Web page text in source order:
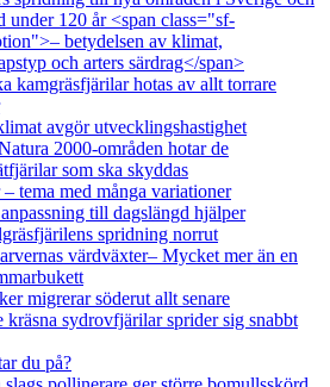
under 120 år <span class="sf-
betydelsen av klimat,
och arters särdrag</span>
kamgräsfjärilar hotas av allt torrare
avgör utvecklingshastighet
2000-områden hotar de
som ska skyddas
tema med många variationer
till dagslängd hjälper
spridning norrut
värdväxter– Mycket mer än en
migrerar söderut allt senare
kräsna sydrovfjärilar sprider sig snabbt
du på?